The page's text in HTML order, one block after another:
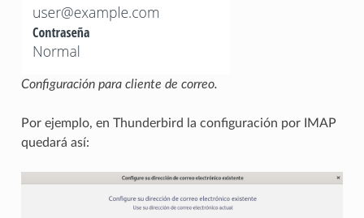
Configuración para cliente de correo.
Por ejemplo, en Thunderbird la configuración por IMAP
quedará así: